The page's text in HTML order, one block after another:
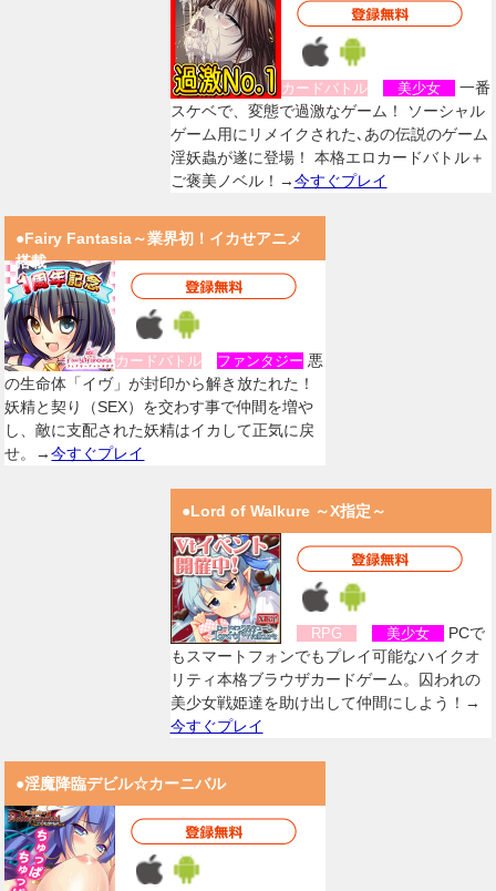
カードバトル 美少女
一番
スケベで、変態で過激なゲーム！ ソーシャル
ゲーム用にリメイクされた､あの伝説のゲーム
淫妖蟲が遂に登場！ 本格エロカードバトル＋
ご褒美ノベル！→今すぐプレイ
●Fairy Fantasia～業界初！イカせアニメ
搭載
カードバトル ファンタジー 悪
の生命体「イヴ」が封印から解き放たれた！
妖精と契り（SEX）を交わす事で仲間を増や
し、敵に支配された妖精はイカして正気に戻
せ。→今すぐプレイ
●Lord of Walkure ～X指定～
RPG 美少女
PCで
もスマートフォンでもプレイ可能なハイクオ
リティ本格ブラウザカードゲーム。囚われの
美少女戦姫達を助け出して仲間にしよう！→
今すぐプレイ
●淫魔降臨デビル☆カーニバル